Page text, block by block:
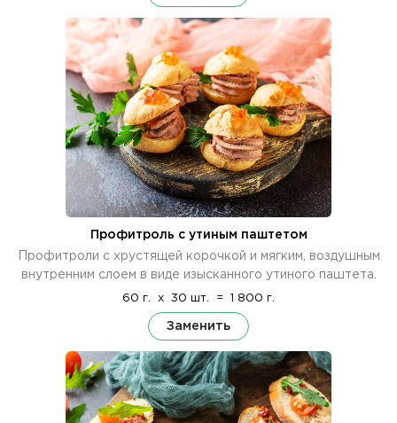
Профитроль с утиным паштетом
Профитроли с хрустящей корочкой и мягким, воздушным
внутренним слоем в виде изысканного утиного паштета.
60 г. x 30 шт. = 1 800 г.
Заменить